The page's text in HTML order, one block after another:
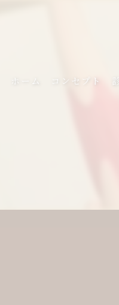
ホーム コンセプト